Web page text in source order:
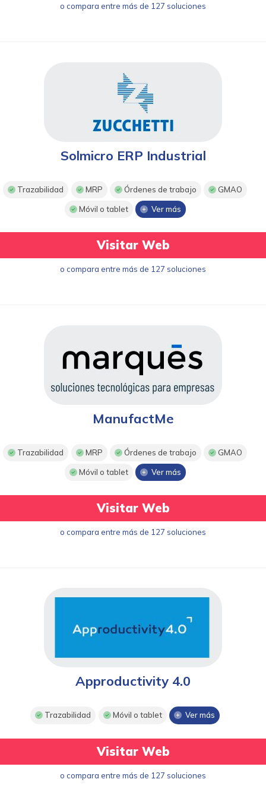
o compara entre más de 127 soluciones
Solmicro ERP Industrial
Trazabilidad MRP Órdenes de trabajo GMAO
Móvil o tablet Ver más
Visitar Web
o compara entre más de 127 soluciones
ManufactMe
Trazabilidad MRP Órdenes de trabajo GMAO
Móvil o tablet Ver más
Visitar Web
o compara entre más de 127 soluciones
Approductivity 4.0
Trazabilidad Móvil o tablet Ver más
Visitar Web
o compara entre más de 127 soluciones